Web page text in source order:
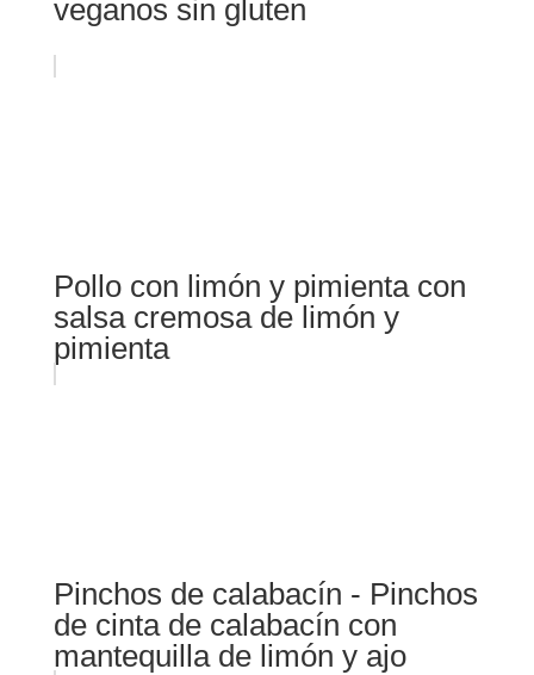
veganos sin gluten
Pollo con limón y pimienta con
salsa cremosa de limón y
pimienta
Pinchos de calabacín - Pinchos
de cinta de calabacín con
mantequilla de limón y ajo